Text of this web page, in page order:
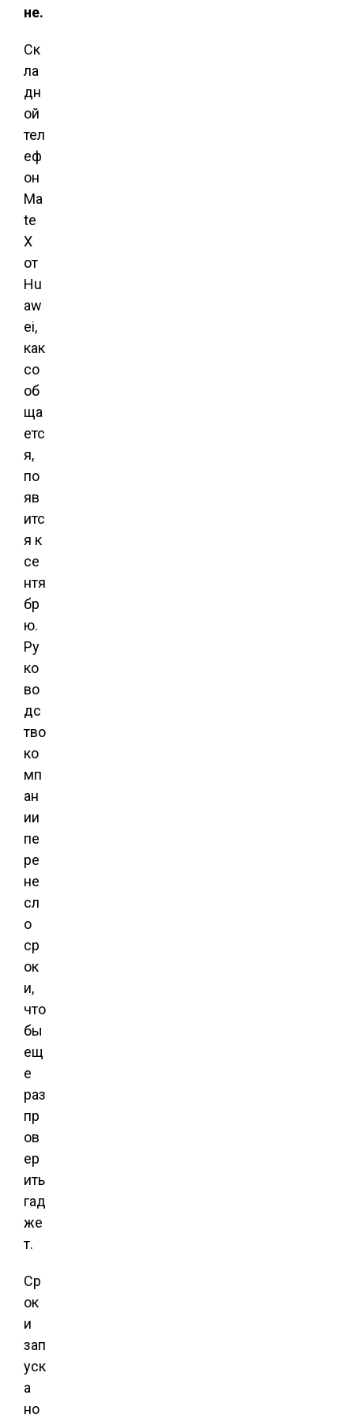
не.
Ск
ла
дн
ой
тел
еф
он
Ma
te
X
от
Hu
aw
ei,
как
со
об
ща
етс
я,
по
яв
итс
я к
се
нтя
бр
ю.
Ру
ко
во
дс
тво
ко
мп
ан
ии
пе
ре
не
сл
о
ср
ок
и,
что
бы
ещ
е
раз
пр
ов
ер
ить
гад
же
т.
Ср
ок
и
зап
уск
а
но